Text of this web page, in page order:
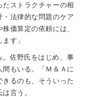
ストラクチャーの相
法律的な問題のケア
価算定の依頼には、
す」
佐野氏をはじめ、事
もいる。「Ｍ＆Ａに
るのも、そういった
言う。